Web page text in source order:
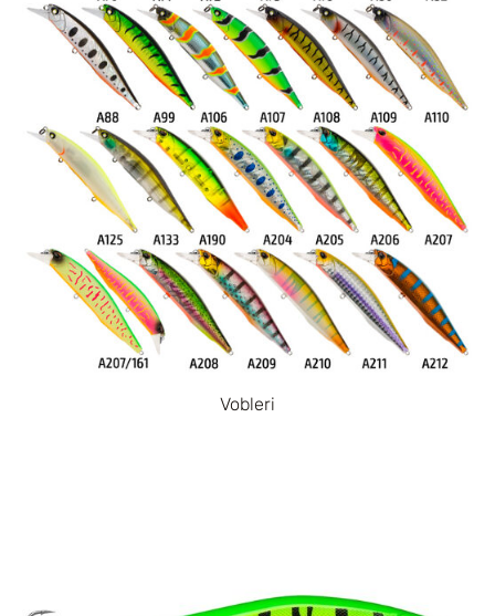
Vobleri